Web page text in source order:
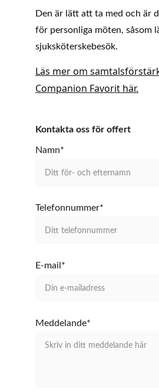
Den är lätt att ta med och är
för personliga möten, såsom
sjuksköterskebesök.
Läs mer om
Companion Favorit här.
Namn*
Telefonnummer*
E-mail*
Meddelande*
Kontakta oss för offert